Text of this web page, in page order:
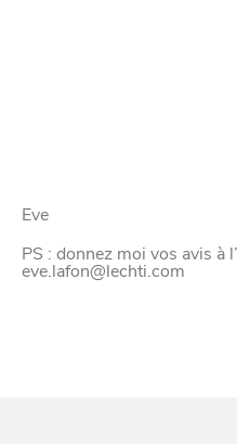
Eve
PS : donnez moi vos avis à
eve.lafon@lechti.com